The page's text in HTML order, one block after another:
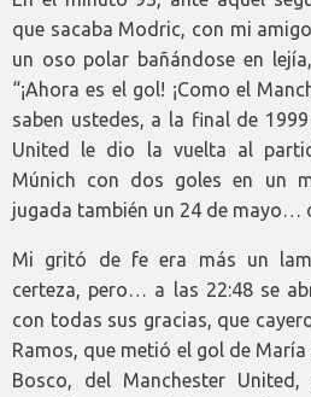
que sacaba Modric, con mi
un oso polar bañándose en
“¡Ahora es el gol! ¡Como el
saben ustedes, a la final de
United le dio la vuelta al
Múnich con dos goles en un
jugada también un 24 de mayo…
Mi gritó de fe era más un
certeza, pero… a las 22:48 se
con todas sus gracias, que
Ramos, que metió el gol de
Bosco, del Manchester